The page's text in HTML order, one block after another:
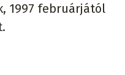
1997 februárjától